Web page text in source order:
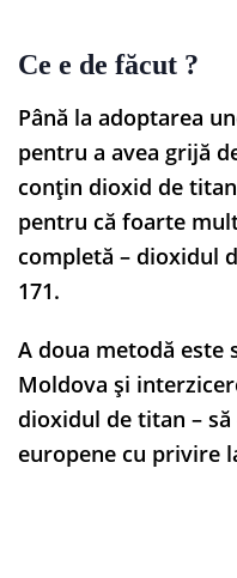
Ce e de făcut ?
Până la adoptarea
pentru a avea grijă
conțin dioxid de
pentru că foarte
completă – dioxidul
171.
A doua metodă este
Moldova și
dioxidul de titan –
europene cu privire